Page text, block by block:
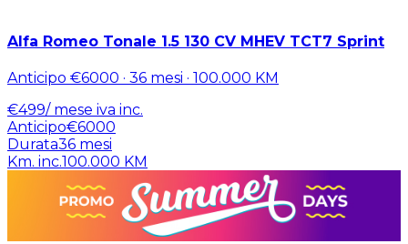
Alfa Romeo Tonale 1.5 130 CV MHEV TCT7 Sprint
Anticipo €6000 · 36 mesi · 100.000 KM
€499/ mese iva inc.
Anticipo€6000
Durata36 mesi
Km. inc.100.000 KM